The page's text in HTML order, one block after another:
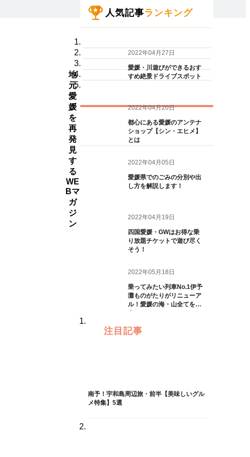
人気記事ランキング
2022年04月27日
愛媛・川遊びができるおす
すめ絶景ドライブスポット
2022年04月20日
都心にある愛媛のアンテナ
ショップ【シン・エヒメ】
とは
2022年04月05日
愛媛県でのごみの分別や出
し方を解説します！
2022年04月19日
四国愛媛・GWはお得な乗
り放題チケットで遊び尽く
そう！
2022年05月18日
乗ってみたい列車No.1伊予
灘ものがたりがリニューア
ル！愛媛の海・山全てを一
注目記事
南予！宇和島周辺旅・前半【美味しいグル
メ特集】5選
地
元
愛
媛
を
再
発
見
す
る
WE
Bマ
ガ
ジ
ン